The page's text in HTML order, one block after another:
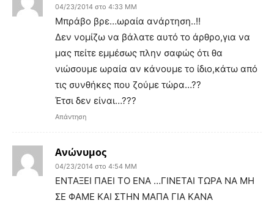
04/23/2014 στο 4:33 ΜΜ
Μπράβο βρε…ωραία ανάρτηση..!!
Δεν νομίζω να βάλατε αυτό το άρθρο,για να
μας πείτε εμμέσως πλην σαφώς ότι θα
νιώσουμε ωραία αν κάνουμε το ίδιο,κάτω από
τις συνθήκες που ζούμε τώρα…??
Έτσι δεν είναι…???
Απάντηση
Ανώνυμος
04/23/2014 στο 4:54 ΜΜ
ΕΝΤΑΞΕΙ ΠΑΕΙ ΤΟ ΕΝΑ …ΓΙΝΕΤΑΙ ΤΩΡΑ ΝΑ ΜΗ
ΣΕ ΦΑΜΕ ΚΑΙ ΣΤΗΝ ΜΑΠΑ ΓΙΑ ΚΑΝΑ